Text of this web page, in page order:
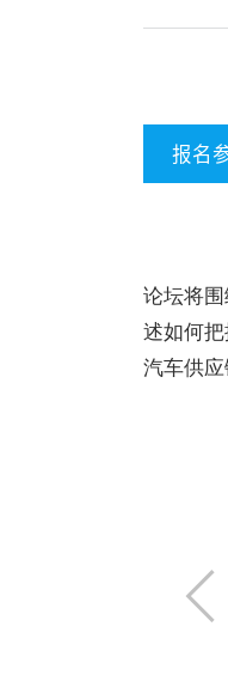
报名
论坛将
述如何把
汽车供应
上